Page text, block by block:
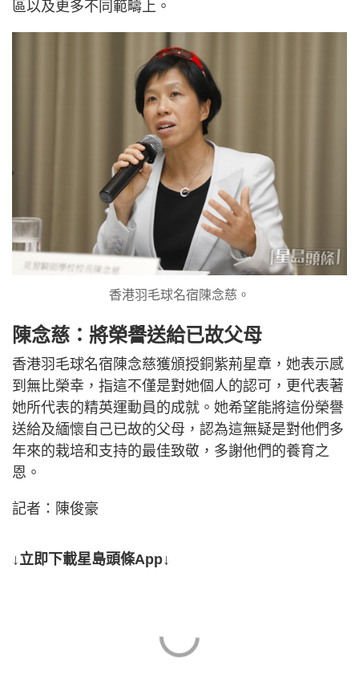
區以及更多不同範疇上。
香港羽毛球名宿陳念慈。
陳念慈：將榮譽送給已故父母
香港羽毛球名宿陳念慈獲頒授銅紫荊星章，她表示感
到無比榮幸，指這不僅是對她個人的認可，更代表著
她所代表的精英運動員的成就。她希望能將這份榮譽
送給及緬懷自己已故的父母，認為這無疑是對他們多
年來的栽培和支持的最佳致敬，多謝他們的養育之
恩。
記者：陳俊豪
↓立即下載星島頭條App↓